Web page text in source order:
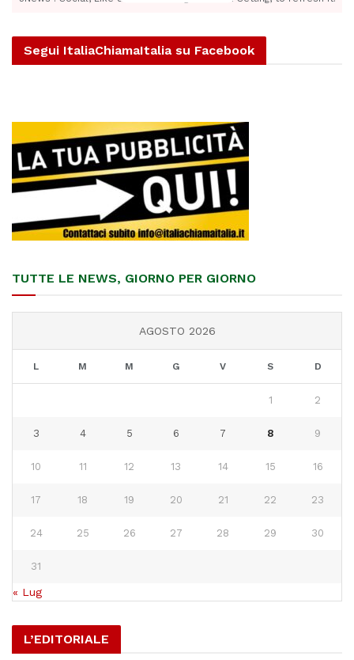
Segui ItaliaChiamaItalia su Facebook
TUTTE LE NEWS, GIORNO PER GIORNO
AGOSTO 2026
L M M G V S D
1 2
3 4 5 6 7 8 9
10 11 12 13 14 15 16
17 18 19 20 21 22 23
24 25 26 27 28 29 30
31
« Lug
L’EDITORIALE